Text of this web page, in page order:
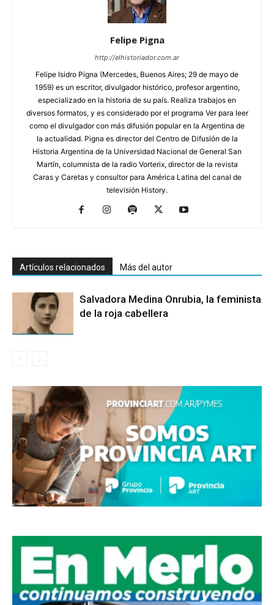
Felipe Pigna
http://elhistoriador.com.ar
Felipe Isidro Pigna (Mercedes, Buenos Aires; 29 de mayo de
1959) es un escritor, divulgador histórico, profesor argentino,
especializado en la historia de su país. Realiza trabajos en
diversos formatos, y es considerado por el programa Ver para leer
como el divulgador con más difusión popular en la Argentina de
la actualidad. Pigna es director del Centro de Difusión de la
Historia Argentina de la Universidad Nacional de General San
Martín, columnista de la radio Vorterix, director de la revista
Caras y Caretas y consultor para América Latina del canal de
televisión History.
Artículos relacionados Más del autor
Salvadora Medina Onrubia, la feminista
de la roja cabellera